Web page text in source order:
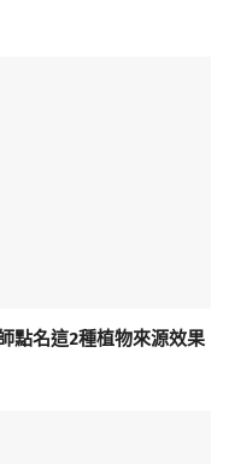
點名這2種植物來源效果